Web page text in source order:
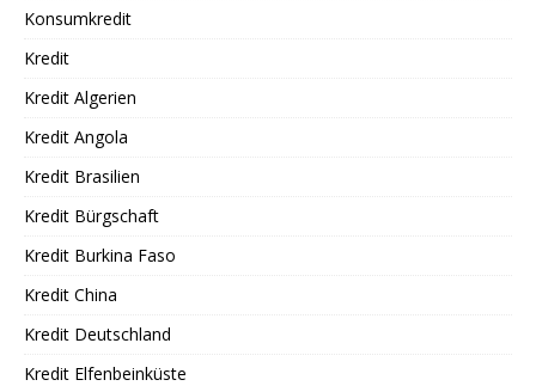
Konsumkredit
Kredit
Kredit Algerien
Kredit Angola
Kredit Brasilien
Kredit Bürgschaft
Kredit Burkina Faso
Kredit China
Kredit Deutschland
Kredit Elfenbeinküste